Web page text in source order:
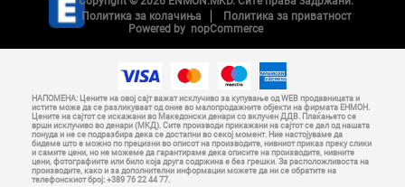
Политика за колачиња
Политика за приватност
Powered by nopCommerce
НАПОМЕНА: Цените на овој сајт важат исклучиво за купување од WEB продавницата и
истите може да се разликуваат од оние во малопродажните објекти на фирмата ЕНМОН.
Цените на сајтот се искажани во Македонски денари со вклучен ДДВ. Плаќањето се
врши исклучиво во денари (МКД). Сите производи прикажани на сајтот се дел од нашата
понуда и не се подразбира дека се достапни во секој момент. Ние настојуваме да
бидеме што е можно по прецизни во описот на производите, нивниот приказ преку слики
и самите цени, но не можеме да гарантираме дека описите на производите, нивните
цени, фотографиите или било која друга содржина е без грешки. За расположливоста на
производите, како и за дополнителни информации можете да ни се обратите на
телефонскиот број: +389 76 22 44 77.